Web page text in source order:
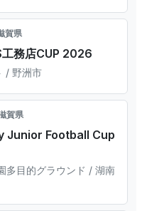
賀県
工務店CUP 2026
/ 野洲市
賀県
Junior Football Cup
多目的グラウンド / 湖南